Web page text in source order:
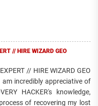
// HIRE WIZARD GEO
// HIRE WIZARD GEO
I am incredibly appreciative of
HACKER's knowledge,
of recovering my lost